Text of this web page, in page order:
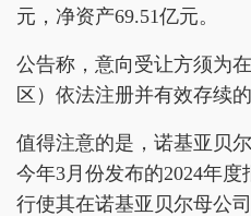
元，净资产69.51亿元。
公告称，意向受让方须为
区）依法注册并有效存续的
值得注意的是，诺基亚贝
今年3月份发布的2024年
行使其在诺基亚贝尔母公